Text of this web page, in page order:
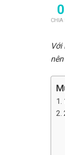
0
CHIA